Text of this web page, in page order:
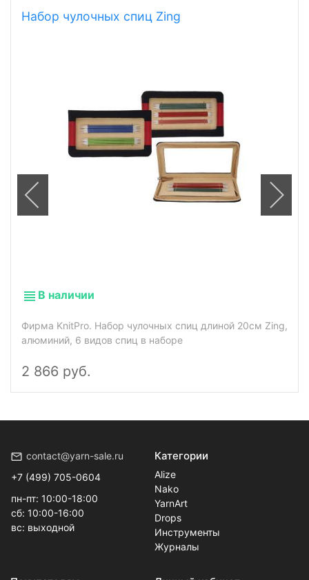
Набор чулочных спиц Zing
В наличии
Фирма KnitPro. Набор чулочных спиц длиной 20см Zing,
алюминий, 6 видов спиц в наборе
2 866 руб.
contact@yarn-sale.ru
+7 (499) 705-0604
пн-пт: 10:00-18:00
сб: 10:00-16:00
вс: выходной
Категории
Alize
Nako
YarnArt
Drops
Инструменты
Журналы